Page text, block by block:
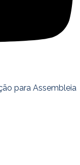
para Assembleia